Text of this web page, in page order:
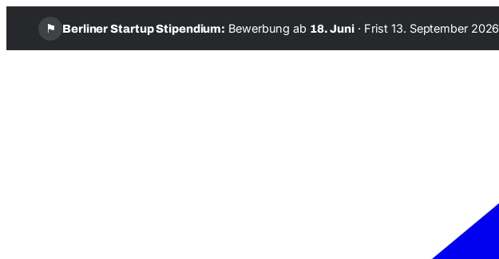
⚑ Berliner Startup Stipendium: Bewerbung ab 18. Juni · Frist 13. September 2026